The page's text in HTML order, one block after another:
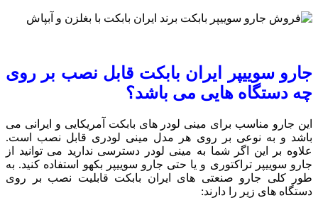
جارو سوییپر ایران بابکت قابل نصب بر روی
چه دستگاه هایی می باشد؟
این جارو مناسب برای مینی لودر های بابکت آمریکایی و ایرانی می
باشد و به نوعی بر روی هر مدل مینی لودری قابل نصب است.
علاوه بر این اگر شما به مینی لودر دسترسی ندارید می توانید از
جارو سوییپر تراکتوری و یا حتی جارو سوییپر بکهو استفاده کنید. به
طور کلی جارو صنعتی های ایران بابکت قابلیت نصب بر روی
دستگاه های زیر را دارند: